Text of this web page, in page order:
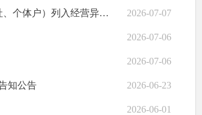
广河县市场监督管理局关于636户企业（含农民专业合作社、个体户）列入经营异常名录的公告 2026-07-07
2026-07-06
2026-07-06
知公告 2026-06-23
2026-06-01